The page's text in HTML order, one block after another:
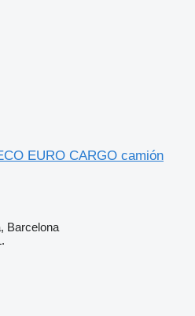
EURO CARGO camión
Barcelona